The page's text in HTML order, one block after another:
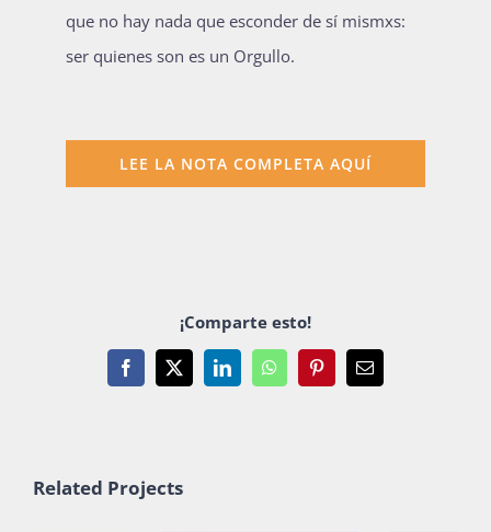
que no hay nada que esconder de sí mismxs:
ser quienes son es un Orgullo.
LEE LA NOTA COMPLETA AQUÍ
¡Comparte esto!
Facebook
X LinkedInWhatsAppPinterestEmail
Related Projects